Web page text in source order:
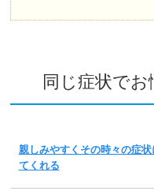
同じ症状で
親しみやすくその時々の症
てくれる